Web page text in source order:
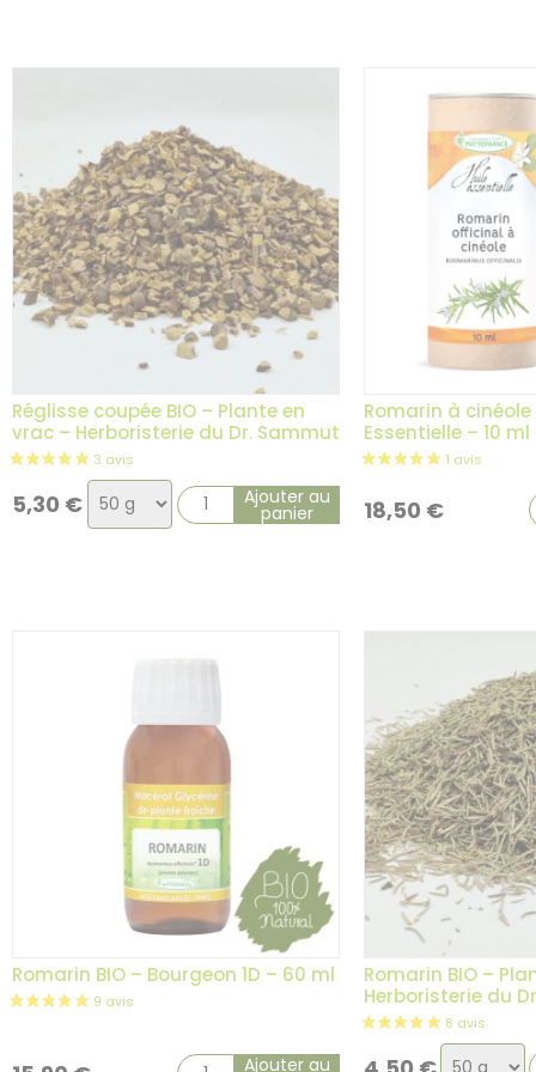
2 avis
Réglisse coupée BIO – Plante en
vrac – Herboristerie du Dr. Sammut
5,30 € Choix
de
Ajouter au
panier
Romarin à cinéole
Essentielle – 10 ml
18,50 €
Romarin BIO – Bourgeon 1D – 60 ml
Ajouter au
Romarin BIO –
Herboristerie du
Choix